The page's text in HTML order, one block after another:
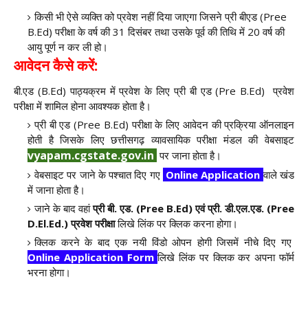
किसी भी ऐसे व्यक्ति को प्रवेश नहीं दिया जाएगा जिसने प्री बीएड (Pree
B.Ed) परीक्षा के वर्ष की 31 दिसंबर तथा उसके पूर्व की तिथि में 20 वर्ष की
आयु पूर्ण न कर ली हो।
आवेदन कैसे करें:
बी.एड (B.Ed) पाठ्यक्रम में प्रवेश के लिए प्री बी एड (Pre B.Ed) प्रवेश
परीक्षा में शामिल होना आवश्यक होता है।
प्री बी एड (Pree B.Ed) परीक्षा के लिए आवेदन की प्रक्रिया ऑनलाइन
होती है जिसके लिए छत्तीसगढ़ व्यावसायिक परीक्षा मंडल की वेबसाइट
vyapam.cgstate.gov.in पर जाना होता है।
वेबसाइट पर जाने के पश्चात दिए गए Online Application वाले खंड
में जाना होता है।
जाने के बाद वहांप्री बी. एड. (Pree B.Ed) एवं प्री. डी.एल.एड. (Pree
D.El.Ed.) प्रवेश परीक्षालिखे लिंक पर क्लिक करना होगा।
क्लिक करने के बाद एक नयी विंडो ओपन होगी जिसमें नीचे दिए गए
Online Application Formलिखे लिंक पर क्लिक कर अपना फॉर्म
भरना होगा।